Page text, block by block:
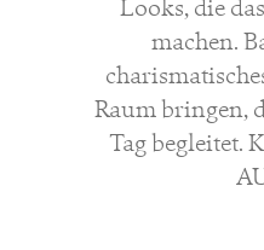
Looks, die
machen.
Raum bringen,
Tag begleitet.